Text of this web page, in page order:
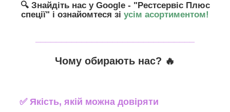
🔍 Знайдіть нас у Google - "Рестсервіс Плюс
спеції" і ознайомтеся зі усім асортиментом!
Чому обирають нас? 🔥
✅ Якість, якій можна довіряти